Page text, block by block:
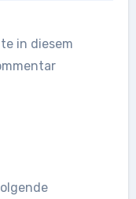
in diesem